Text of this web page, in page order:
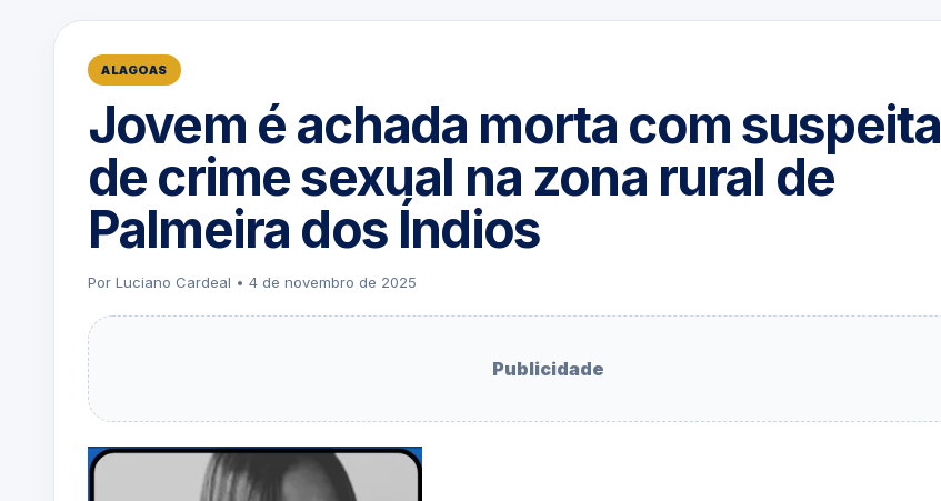
ALAGOAS
Jovem é achada morta com suspeita
de crime sexual na zona rural de
Palmeira dos Índios
Por Luciano Cardeal • 4 de novembro de 2025
Publicidade